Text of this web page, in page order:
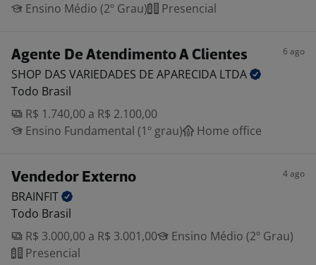
Ensino Médio (2º Grau)
Presencial
Agente De Atendimento A Clientes 6 ago
SHOP DAS VARIEDADES DE APARECIDA LTDA
Todo Brasil
R$ 1.740,00 a R$ 2.100,00
Ensino Fundamental (1º grau)
Home office
Vendedor Externo 4 ago
BRAINFIT
Todo Brasil
R$ 3.000,00 a R$ 3.001,00
Ensino Médio (2º Grau)
Presencial